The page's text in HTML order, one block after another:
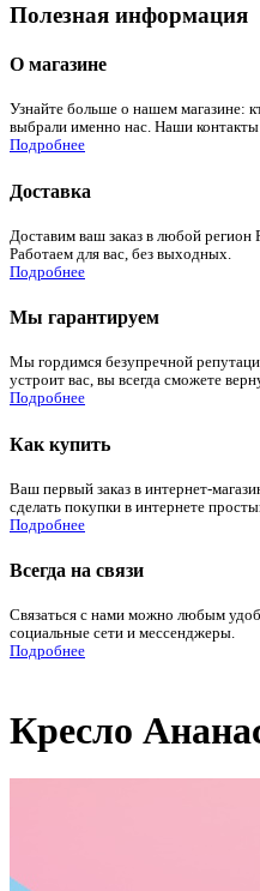
Полезная информация
О магазине
Узнайте больше о нашем магазине:
выбрали именно нас. Наши
Подробнее
Доставка
Доставим ваш заказ в любой регион
Работаем для вас, без выходных.
Подробнее
Мы гарантируем
Мы гордимся безупречной
устроит вас, вы всегда сможете
Подробнее
Как купить
Ваш первый заказ в интернет-
сделать покупки в интернете
Подробнее
Всегда на связи
Связаться с нами можно любым
социальные сети и мессенджеры.
Подробнее
Кресло